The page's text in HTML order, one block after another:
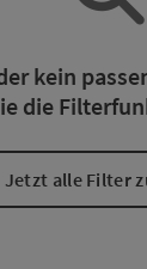
kein
die
Jetzt alle Filter